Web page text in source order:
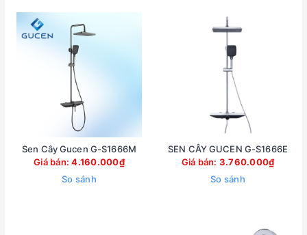
Sen Cây Gucen G-S1666M
Giá bán:4.160.000₫
So sánh
SEN CÂY GUCEN G-S1666E
Giá bán: 3.760.000₫
So sánh